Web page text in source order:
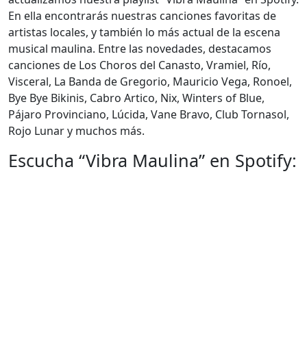
En ella encontrarás nuestras canciones favoritas de
artistas locales, y también lo más actual de la escena
musical maulina. Entre las novedades, destacamos
canciones de Los Choros del Canasto, Vramiel, Río,
Visceral, La Banda de Gregorio, Mauricio Vega, Ronoel,
Bye Bye Bikinis, Cabro Artico, Nix, Winters of Blue,
Pájaro Provinciano, Lúcida, Vane Bravo, Club Tornasol,
Rojo Lunar y muchos más.
Escucha “Vibra Maulina” en Spotify: